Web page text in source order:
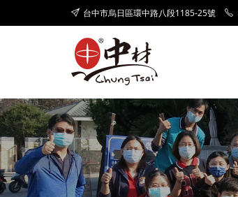
台中市烏日區環中路八段1185-25號